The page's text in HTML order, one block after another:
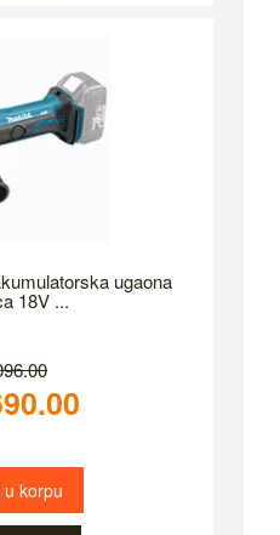
ugaona
18V ...
u korpu